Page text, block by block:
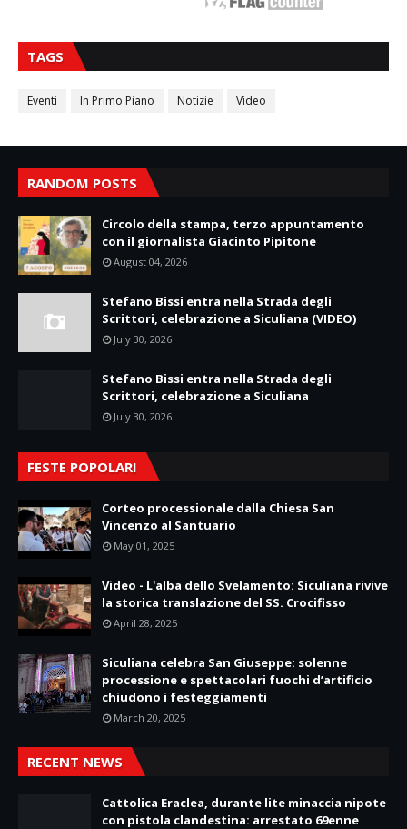
TAGS
Eventi In Primo Piano Notizie Video
RANDOM POSTS
Circolo della stampa, terzo appuntamento
con il giornalista Giacinto Pipitone
August 04, 2026
Stefano Bissi entra nella Strada degli
Scrittori, celebrazione a Siculiana (VIDEO)
July 30, 2026
Stefano Bissi entra nella Strada degli
Scrittori, celebrazione a Siculiana
July 30, 2026
FESTE POPOLARI
Corteo processionale dalla Chiesa San
Vincenzo al Santuario
May 01, 2025
Video - L'alba dello Svelamento: Siculiana rivive
la storica translazione del SS. Crocifisso
April 28, 2025
Siculiana celebra San Giuseppe: solenne
processione e spettacolari fuochi d’artificio
chiudono i festeggiamenti
March 20, 2025
RECENT NEWS
Cattolica Eraclea, durante lite minaccia nipote
con pistola clandestina: arrestato 69enne